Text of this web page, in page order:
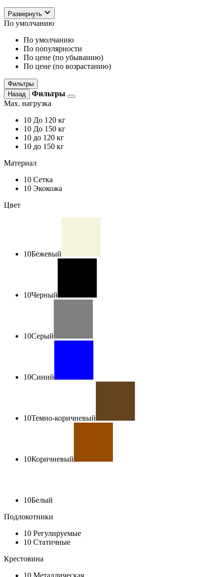
Развернуть
По умолчанию
По умолчанию
По популярности
По цене (по убыванию)
По цене (по возрастанию)
Фильтры
Назад
Фильтры
Max. нагрузка
10 До 120 кг
10 До 150 кг
10 до 120 кг
10 до 150 кг
Материал
10 Сетка
10 Экокожа
Цвет
10Бежевый
10Черный
10Серый
10Синий
10Темно-коричневый
10Коричневый
10Белый
Подлокотники
10 Регулируемые
10 Статичные
Крестовина